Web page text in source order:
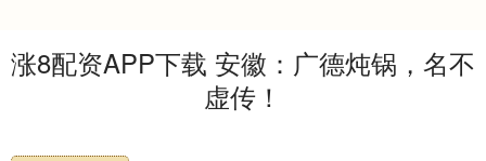
涨8配资APP下载 安徽：广德炖锅，名不
虚传！